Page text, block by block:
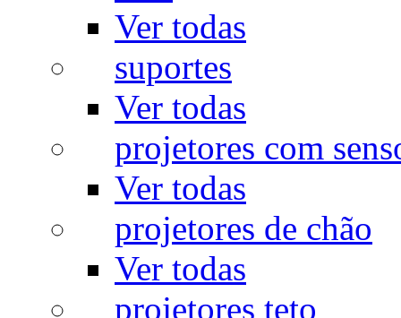
Ver todas
suportes
Ver todas
projetores com
Ver todas
projetores de chão
Ver todas
projetores teto